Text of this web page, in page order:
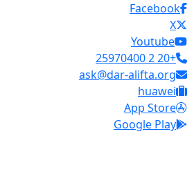
Facebook
X
Youtube
+20 2 25970400
ask@dar-alifta.org
huawei
App Store
Google Play